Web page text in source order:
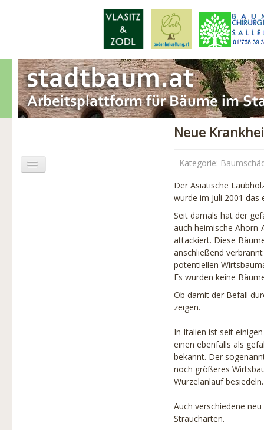
Neue
Kategorie:
Der Asiatische
wurde im Juli 2001
Seit damals hat der
auch heimische
attackiert. Diese
anschließend
potentiellen
Es wurden keine
Ob damit der Befall
zeigen.
In Italien ist seit
einen ebenfalls als
bekannt. Der
noch größeres
Wurzelanlauf besiedeln.
Auch verschiedene
Straucharten.